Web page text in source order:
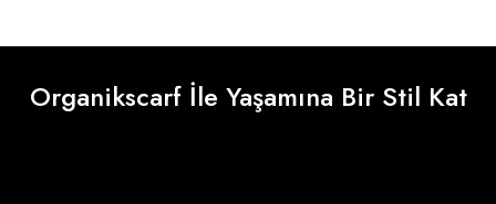
Organikscarf İle Yaşamına Bir Stil Kat